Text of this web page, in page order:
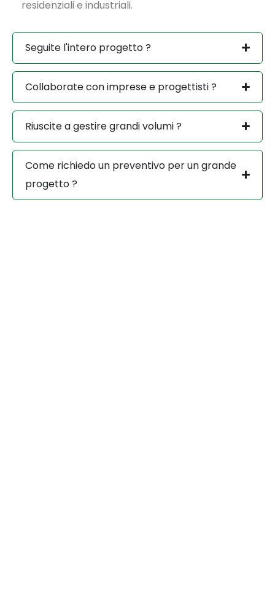
residenziali e industriali.
Seguite l'intero progetto ?
Collaborate con imprese e progettisti ?
Riuscite a gestire grandi volumi ?
Come richiedo un preventivo per un grande
progetto ?